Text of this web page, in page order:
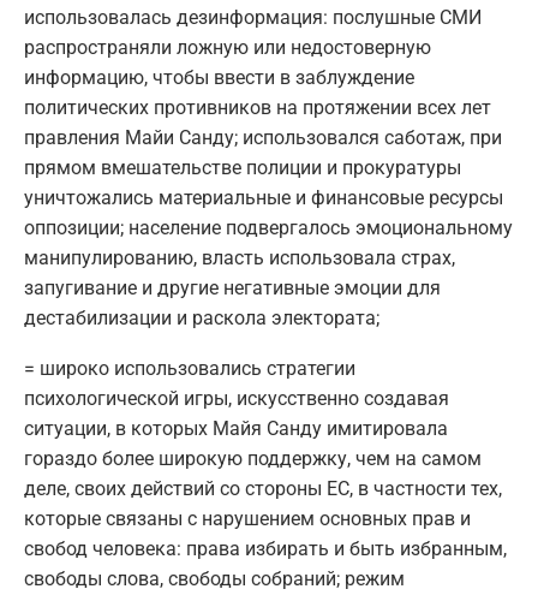
использовалась дезинформация: послушные СМИ
распространяли ложную или недостоверную
информацию, чтобы ввести в заблуждение
политических противников на протяжении всех лет
правления Майи Санду; использовался саботаж, при
прямом вмешательстве полиции и прокуратуры
уничтожались материальные и финансовые ресурсы
оппозиции; население подвергалось эмоциональному
манипулированию, власть использовала страх,
запугивание и другие негативные эмоции для
дестабилизации и раскола электората;
= широко использовались стратегии
психологической игры, искусственно создавая
ситуации, в которых Майя Санду имитировала
гораздо более широкую поддержку, чем на самом
деле, своих действий со стороны ЕС, в частности тех,
которые связаны с нарушением основных прав и
свобод человека: права избирать и быть избранным,
свободы слова, свободы собраний; режим